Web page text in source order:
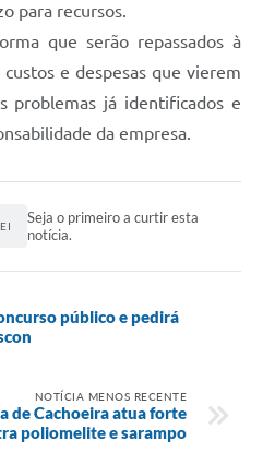
para recursos.
que serão repassados à
e despesas que vierem
problemas já identificados e
da empresa.
Seja o primeiro a curtir esta
notícia.
público e pedirá
NOTÍCIA MENOS RECENTE
de Cachoeira atua forte
poliomelite e sarampo